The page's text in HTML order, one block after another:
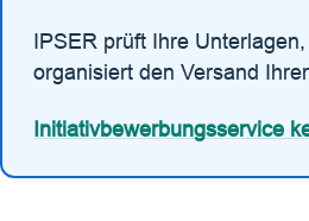
IPSER prüft Ihre
organisiert den Versand
Initiativbewerbungsservice